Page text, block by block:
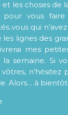
et les choses de
vous faire
qui
les lignes des
mes
semaine. Si
n’hésitez
Alors… à bientôt